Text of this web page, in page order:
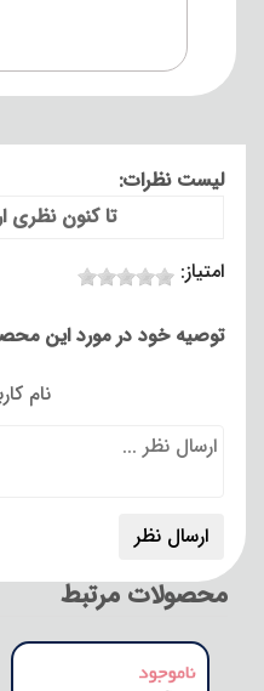
لیست نظرات:
تا کنون نظری
امتیاز:
توصیه خود در مورد این
نام
محصولات مرتبط